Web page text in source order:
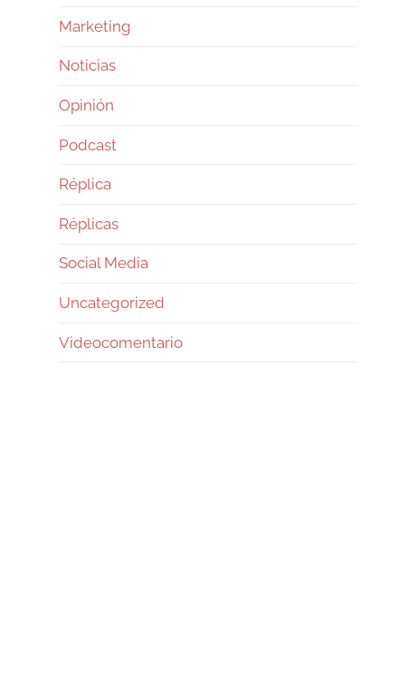
Marketing
Noticias
Opinión
Podcast
Réplica
Réplicas
Social Media
Uncategorized
Videocomentario